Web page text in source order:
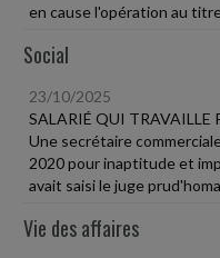
en cause l'opération au
Social
23/10/2025
SALARIÉ QUI TRAVAILLE
Une secrétaire
2020 pour inaptitude et
avait saisi le juge
Vie des affaires